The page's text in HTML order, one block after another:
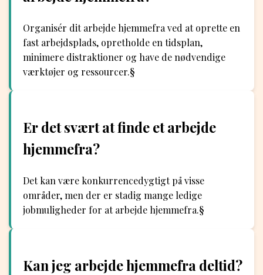
Organisér dit arbejde hjemmefra ved at oprette en
fast arbejdsplads, opretholde en tidsplan,
minimere distraktioner og have de nødvendige
værktøjer og ressourcer.§
Er det svært at finde et arbejde
hjemmefra?
Det kan være konkurrencedygtigt på visse
områder, men der er stadig mange ledige
jobmuligheder for at arbejde hjemmefra.§
Kan jeg arbejde hjemmefra deltid?